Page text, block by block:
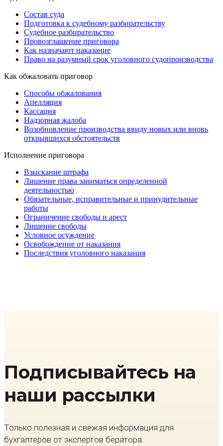
Состав суда
Подготовка к судебному разбирательству
Судебное разбирательство
Провозглашение приговора
Как назначают наказание
Право на разумный срок уголовного судопроизводства
Как обжаловать приговор
Способы обжалования
Апелляция
Кассация
Надзорная жалоба
Возобновление производства ввиду новых или вновь
открывшихся обстоятельств
Исполнение приговора
Взыскание штрафа
Лишение права заниматься определенной
деятельностью
Обязательные, исправительные и принудительные
работы
Ограничение свободы и арест
Лишение свободы
Условное осуждение
Освобождение от наказания
Последствия уголовного наказания
Подписывайтесь на
наши рассылки
Только полезная и свежая информация для
бухгалтеров от экспертов бератора: